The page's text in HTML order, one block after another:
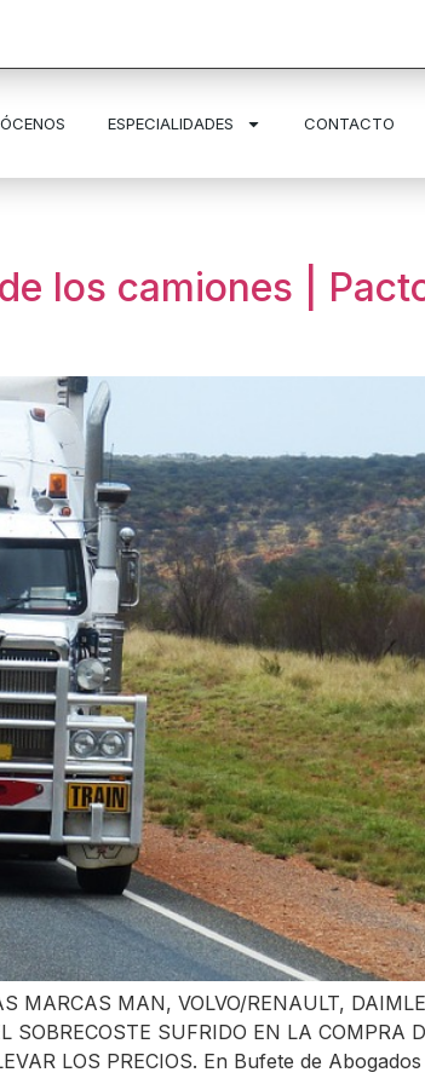
ESPECIALIDADES CONTACTO
los camiones |
MARCAS MAN, VOLVO/RENAULT,
SUFRIDO EN LA COMPRA
LOS PRECIOS. En Bufete de